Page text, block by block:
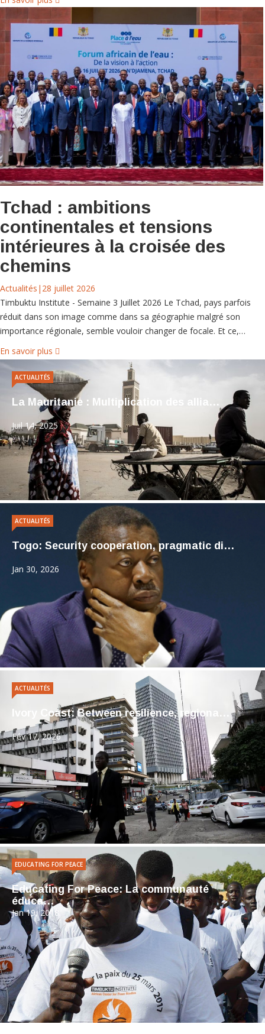
Tchad : ambitions
continentales et tensions
intérieures à la croisée des
chemins
Actualités | 28 juillet 2026
Timbuktu Institute - Semaine 3 Juillet 2026 Le Tchad, pays parfois
réduit dans son image comme dans sa géographie malgré son
importance régionale, semble vouloir changer de focale. Et ce,…
En savoir plus
La Mauritanie : Multiplication des allia…
Juil 14, 2025
ACTUALITÉS
Togo: Security cooperation, pragmatic di…
Jan 30, 2026
ACTUALITÉS
Ivory Coast: Between resilience, regiona…
Fév 17, 2026
ACTUALITÉS
Educating For Peace: La communauté
éduca…
Jan 19, 2018
EDUCATING FOR PEACE